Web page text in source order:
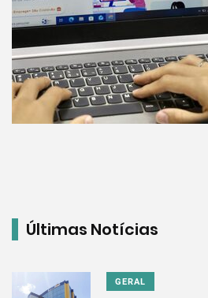
Últimas Notícias
GERAL